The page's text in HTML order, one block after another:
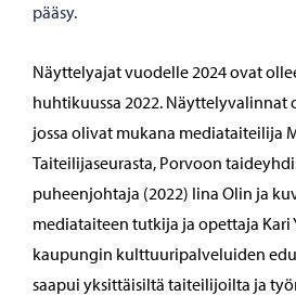
pääsy.
Näyttelyajat vuodelle 2024 ovat
huhtikuussa 2022. Näyttelyvalinnat
jossa olivat mukana mediataiteilija
Taiteilijaseurasta, Porvoon
puheenjohtaja (2022) Iina Olin ja
mediataiteen tutkija ja opettaja Kari
kaupungin kulttuuripalveluiden
saapui yksittäisiltä taiteilijoilta ja